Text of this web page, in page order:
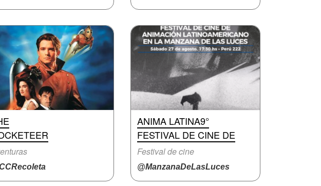
ANIMA LATINA9°
FESTIVAL DE CINE DE
Festival de cine
@ManzanaDeLasLuces